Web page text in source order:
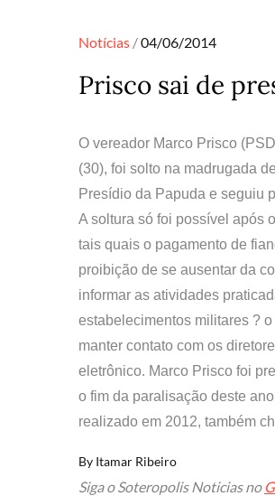
Notícias Posted
04/06/2014
Prisco sai de
O vereador Marco Prisco
(30), foi solto na madrugada
Presídio da Papuda e seguiu
A soltura só foi possível após
tais quais o pagamento de
proibição de se ausentar da
informar as atividades
estabelecimentos militares ?
manter contato com os
eletrônico. Marco Prisco foi
o fim da paralisação deste
realizado em 2012, também
By Itamar Ribeiro
Siga o Soteropolis Noticias no